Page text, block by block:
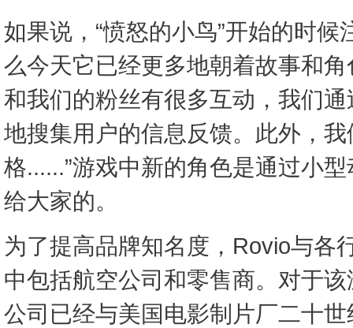
如果说，“愤怒的小鸟”开始的时
么今天它已经更多地朝着故事和
和我们的粉丝有很多互动，我们
地搜集用户的信息反馈。此外，
格......”游戏中新的角色是通过小
给大家的。
为了提高品牌知名度，Rovio与各
中包括航空公司和零售商。对于
公司已经与美国电影制片厂二十